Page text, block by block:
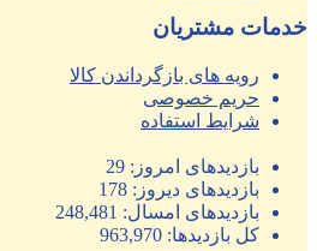
خدمات مشتریان
رویه های بازگرداندن کالا
حریم خصوصی
شرایط استفاده
بازدیدهای امروز: 29
بازدیدهای دیروز: 178
بازدیدهای امسال: 248,481
کل بازدیدها: 963,970